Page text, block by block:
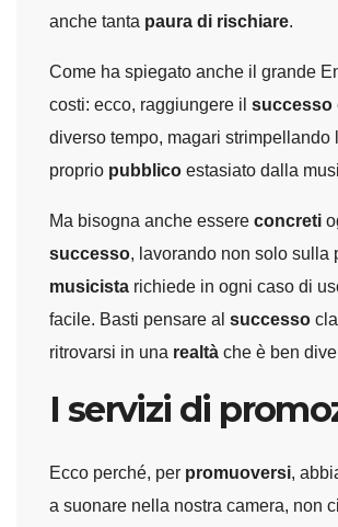
anche tanta paura di rischiare.
Come ha spiegato anche il grande
costi: ecco, raggiungere il successo
diverso tempo, magari strimpellando
proprio pubblico estasiato dalla
Ma bisogna anche essere concreti
successo, lavorando non solo sulla
musicista richiede in ogni caso di
facile. Basti pensare al successo
ritrovarsi in una realtà che è ben
I servizi di
Ecco perché, per promuoversi,
a suonare nella nostra camera, non